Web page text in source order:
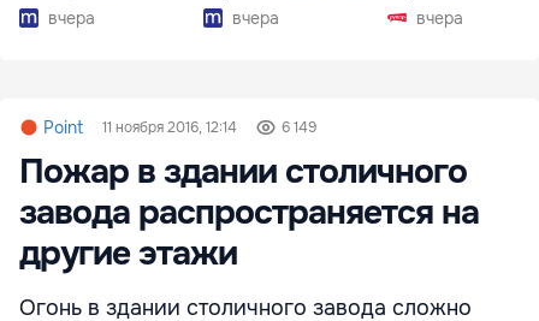
вчера
вчера
вчера
Point 11 ноября 2016, 12:14 6 149
Пожар в здании столичного
завода распространяется на
другие этажи
Огонь в здании столичного завода сложно